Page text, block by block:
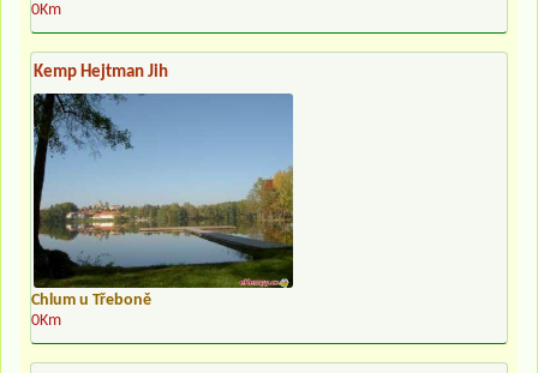
0Km
Kemp Hejtman Jih
Chlum u Třeboně
0Km